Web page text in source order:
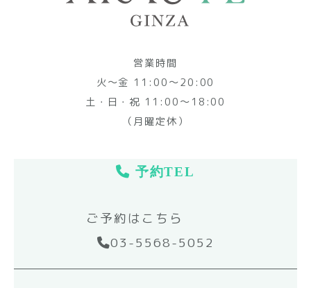
営業時間
火～金 11:00～20:00
土・日・祝 11:00～18:00
（月曜定休）
予約TEL
ご予約はこちら
03-5568-5052